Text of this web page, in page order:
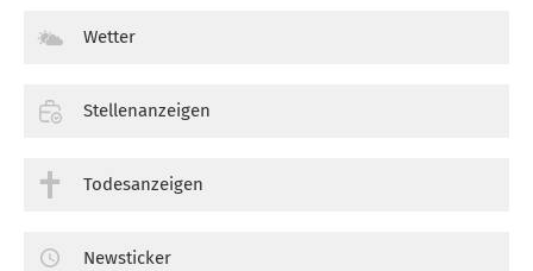
Wetter
Stellenanzeigen
Todesanzeigen
Newsticker